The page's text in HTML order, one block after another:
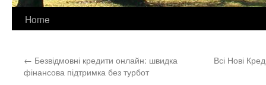
Skip
content
Home
← Безвідмовні кредити онлайн: швидка
фінансова підтримка без турбот
Всі Нові